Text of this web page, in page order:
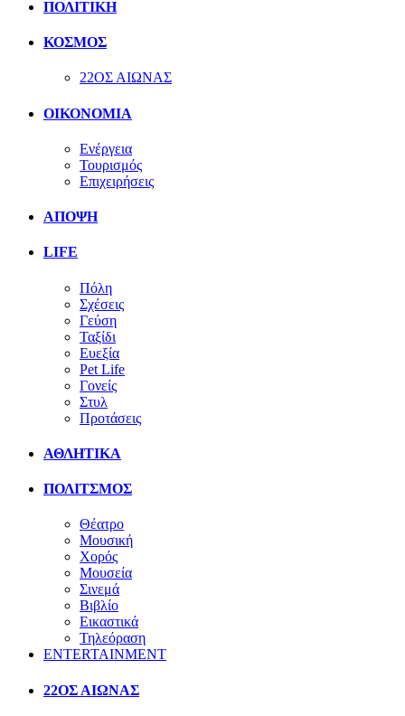
ΠΟΛΙΤΙΚΗ
ΚΟΣΜΟΣ
22ΟΣ ΑΙΩΝΑΣ
ΟΙΚΟΝΟΜΙΑ
Ενέργεια
Τουρισμός
Επιχειρήσεις
ΑΠΟΨΗ
LIFE
Πόλη
Σχέσεις
Γεύση
Ταξίδι
Ευεξία
Pet Life
Γονείς
Στυλ
Προτάσεις
ΑΘΛΗΤΙΚΑ
ΠΟΛΙΤΣΜΟΣ
Θέατρο
Μουσική
Χορός
Μουσεία
Σινεμά
Βιβλίο
Εικαστικά
Τηλεόραση
ENTERTAINMENT
22ΟΣ ΑΙΩΝΑΣ